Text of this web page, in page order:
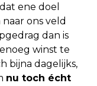
ene doel
ons veld
dan is
winst te
bijna dagelijks,
nu toch écht